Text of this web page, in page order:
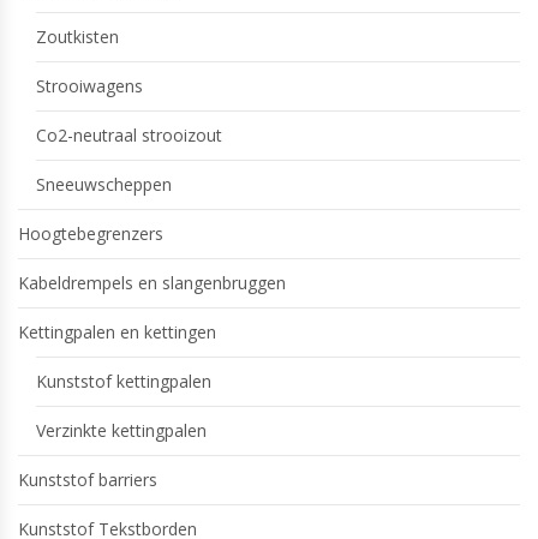
Zoutkisten
Strooiwagens
Co2-neutraal strooizout
Sneeuwscheppen
Hoogtebegrenzers
Kabeldrempels en slangenbruggen
Kettingpalen en kettingen
Kunststof kettingpalen
Verzinkte kettingpalen
Kunststof barriers
Kunststof Tekstborden